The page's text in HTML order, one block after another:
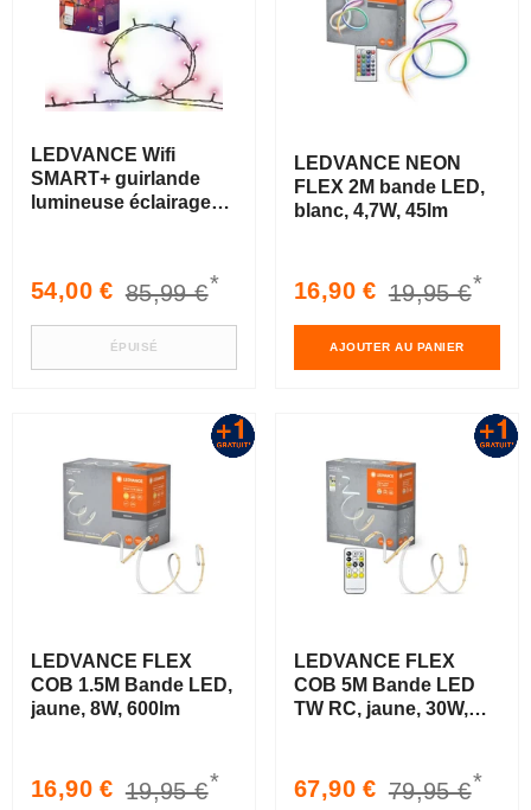
LEDVANCE Wifi
SMART+ guirlande
lumineuse éclairage
Prix
soldé
54,00 € Prix
habituel
85,99 €*
ÉPUISÉ
LEDVANCE NEON
FLEX 2M bande LED,
blanc, 4,7W, 45lm
Prix
soldé
16,90 € Prix
habituel
19,95 €*
AJOUTER AU PANIER
LEDVANCE FLEX
COB 1.5M Bande LED,
jaune, 8W, 600lm
Prix
soldé
16,90 € Prix
habituel
19,95 €*
LEDVANCE FLEX
COB 5M Bande LED
TW RC, jaune, 30W,
Prix
soldé
67,90 € Prix
habituel
79,95 €*